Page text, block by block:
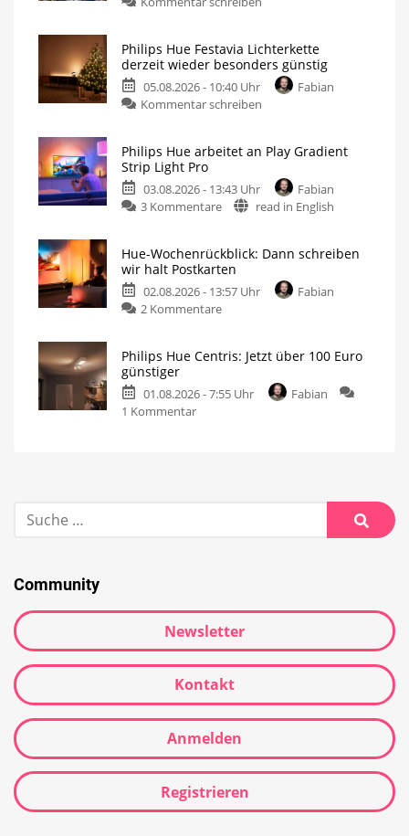
Philips Hue Festavia Lichterkette
derzeit wieder besonders günstig
05.08.2026 - 10:40 Uhr
Fabian
Kommentar schreiben
Philips Hue arbeitet an Play Gradient
Strip Light Pro
03.08.2026 - 13:43 Uhr
Fabian
3 Kommentare
read in English
Hue-Wochenrückblick: Dann schreiben
wir halt Postkarten
02.08.2026 - 13:57 Uhr
Fabian
2 Kommentare
Philips Hue Centris: Jetzt über 100 Euro
günstiger
01.08.2026 - 7:55 Uhr
Fabian
1 Kommentar
Community
Newsletter
Kontakt
Anmelden
Registrieren